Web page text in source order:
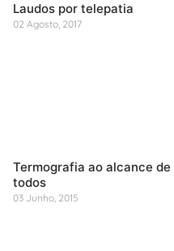
Laudos por telepatia
02 Agosto, 2017
Termografia ao alcance de
todos
03 Junho, 2015